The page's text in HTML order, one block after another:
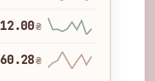
12.00₴
60.28₴